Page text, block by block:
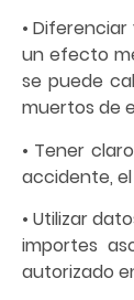
•
un efecto
se puede
muertos de
• Tener
accidente,
• Utilizar
importes
autorizado